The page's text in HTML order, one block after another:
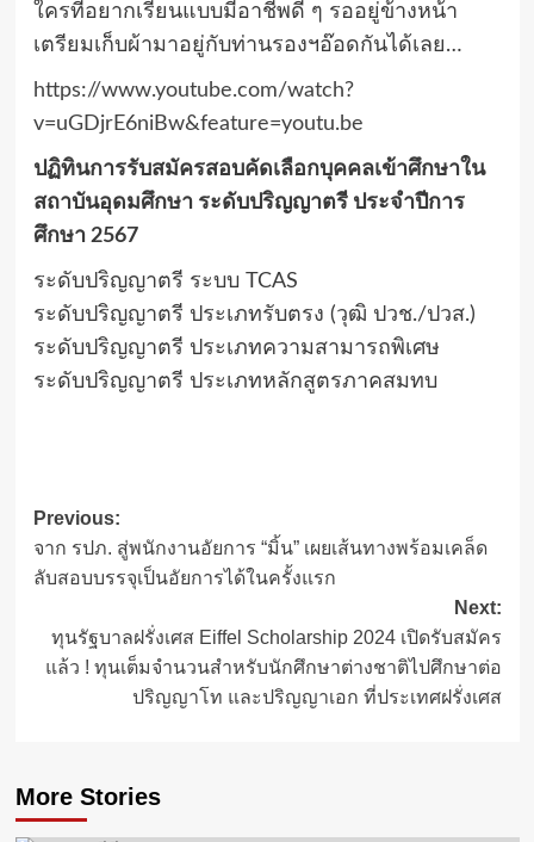
ใครที่อยากเรียนแบบมีอาชีพดี ๆ รออยู่ข้างหน้า
เตรียมเก็บผ้ามาอยู่กับท่านรองฯอ๊อดกันได้เลย…
https://www.youtube.com/watch?
v=uGDjrE6niBw&feature=youtu.be
ปฏิทินการรับสมัครสอบคัดเลือกบุคคลเข้าศึกษาใน
สถาบันอุดมศึกษา ระดับปริญญาตรี ประจำปีการ
ศึกษา 2567
ระดับปริญญาตรี ระบบ TCAS
ระดับปริญญาตรี ประเภทรับตรง (วุฒิ ปวช./ปวส.)
ระดับปริญญาตรี ประเภทความสามารถพิเศษ
ระดับปริญญาตรี ประเภทหลักสูตรภาคสมทบ
Post
navigation
Previous:
จาก รปภ. สู่พนักงานอัยการ “มิ้น” เผยเส้นทางพร้อมเคล็ด
ลับสอบบรรจุเป็นอัยการได้ในครั้งแรก
Next:
ทุนรัฐบาลฝรั่งเศส Eiffel Scholarship 2024 เปิดรับสมัคร
แล้ว ! ทุนเต็มจำนวนสำหรับนักศึกษาต่างชาติไปศึกษาต่อ
ปริญญาโท และปริญญาเอก ที่ประเทศฝรั่งเศส
More Stories